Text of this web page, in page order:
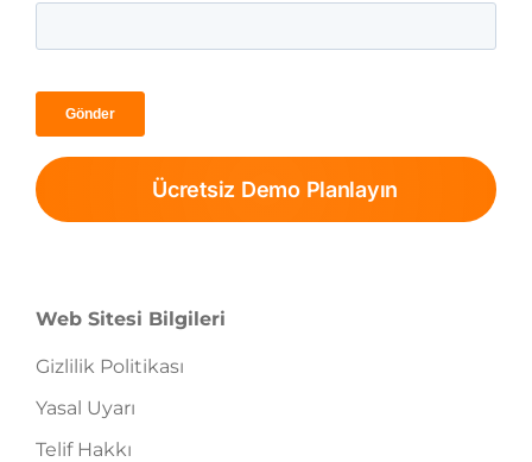
Ücretsiz Demo Planlayın
Web Sitesi Bilgileri
Gizlilik Politikası
Yasal Uyarı
Telif Hakkı